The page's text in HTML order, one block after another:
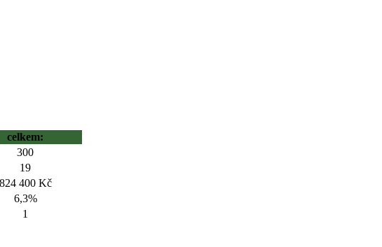
celkem:
300
19
824 400 Kč
6,3%
1